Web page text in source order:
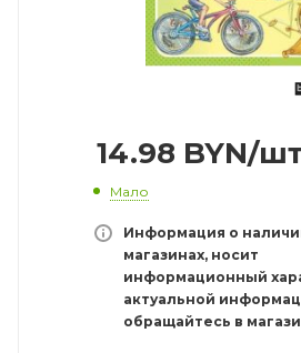
14.98 BYN/
Мало
Информация о
магазинах, носит
информационный
актуальной
обращайтесь в